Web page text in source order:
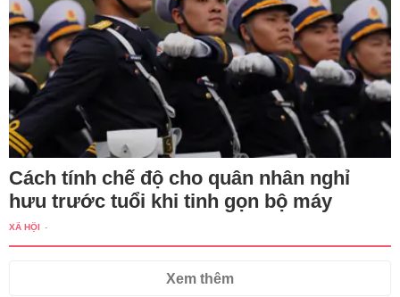
Cách tính chế độ cho quân nhân nghỉ
hưu trước tuổi khi tinh gọn bộ máy
XÃ HỘI -
Xem thêm